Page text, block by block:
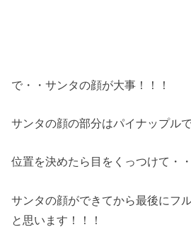
で・・サンタの顔が大事！！！
サンタの顔の部分はパイナップル
位置を決めたら目をくっつけて・
サンタの顔ができてから最後にフ
と思います！！！